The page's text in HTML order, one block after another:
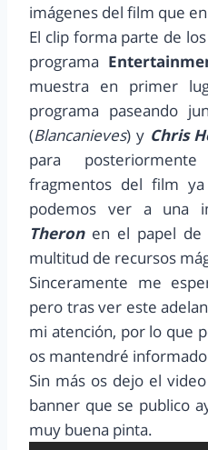
imágenes del film que
El clip forma parte de
programa
muestra en primer
programa paseando
(Blancanieves) y Chris
para
fragmentos del film
podemos ver a una
Theronen el papel de
multitud de recursos
Sinceramente me
pero tras ver este
mi atención, por lo que
os mantendré
Sin más os dejo el
banner que se publico
muy buena pinta.